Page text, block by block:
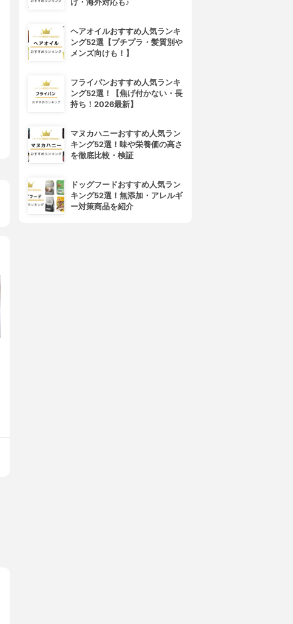
け・海外対応も♪
ヘアオイルおすすめ人気ランキ
ング52選【プチプラ・髪質別や
メンズ向けも！】
フライパンおすすめ人気ランキ
ング52選！【焦げ付かない・長
持ち！2026最新】
マヌカハニーおすすめ人気ラン
キング52選！味や栄養価の高さ
を徹底比較・検証
ドッグフードおすすめ人気ラン
キング52選！無添加・アレルギ
ー対策商品を紹介